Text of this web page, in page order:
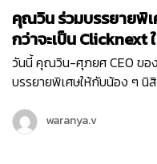
คุณวิน ร่วมบรรยายพิ
กว่าจะเป็น Clicknext ให้น้อง ๆ คณะวิทยาการ
สารสนเทศ ม.บูรพา
วันนี้ คุณวิน-ศุภยศ CEO ของ
บรรยายพิเศษให้กับน้อง ๆ
Newly formed ventures,
oriented ventures and
waranya.v